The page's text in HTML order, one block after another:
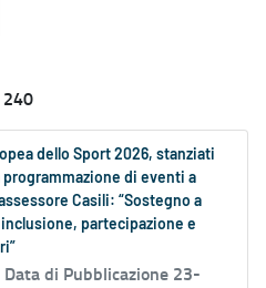
dello Sport 2026, stanziati
di eventi a
Casili: “Sostegno a
partecipazione e
Data di Pubblicazione 23-